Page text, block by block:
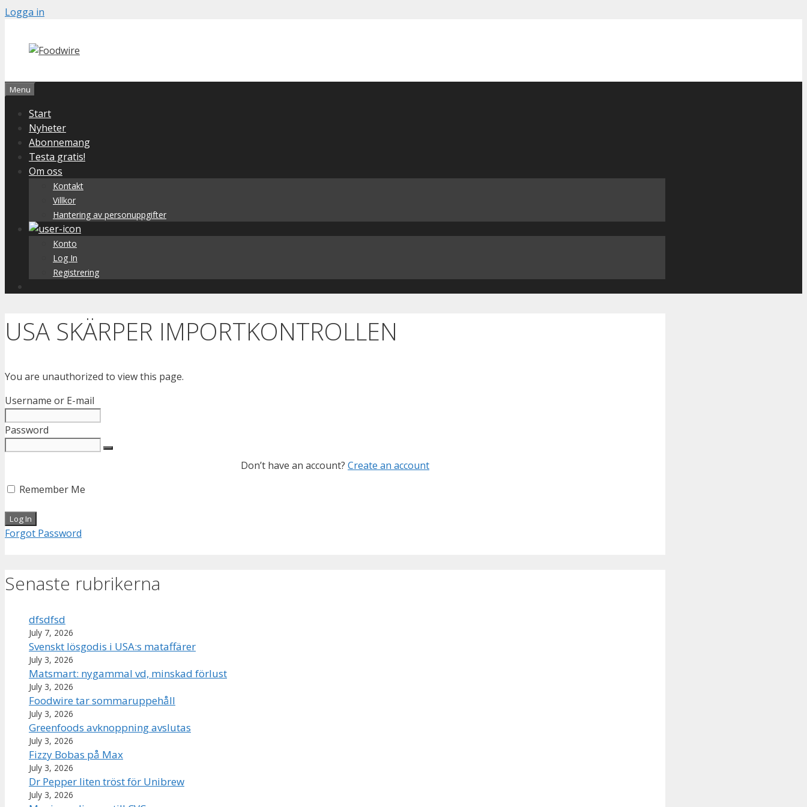
Skip
content
Logga in
Menu
Start
Nyheter
Abonnemang
Testa gratis!
Om oss
Kontakt
Villkor
Hantering av personuppgifter
Konto
Log In
Registrering
USA SKÄRPER IMPORTKONTROLLEN
You are unauthorized to view this page.
Username or E-mail
Password
Don’t have an account? Create an account
Remember Me
Forgot Password
Senaste rubrikerna
dfsdfsd
July 7, 2026
Svenskt lösgodis i USA:s mataffärer
July 3, 2026
Matsmart: nygammal vd, minskad förlust
July 3, 2026
Foodwire tar sommaruppehåll
July 3, 2026
Greenfoods avknoppning avslutas
July 3, 2026
Fizzy Bobas på Max
July 3, 2026
Dr Pepper liten tröst för Unibrew
July 3, 2026